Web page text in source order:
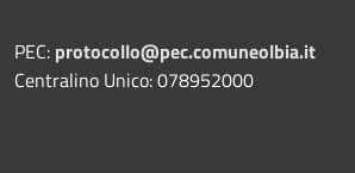
PEC: protocollo@pec.comuneolbia.it
Centralino Unico: 078952000